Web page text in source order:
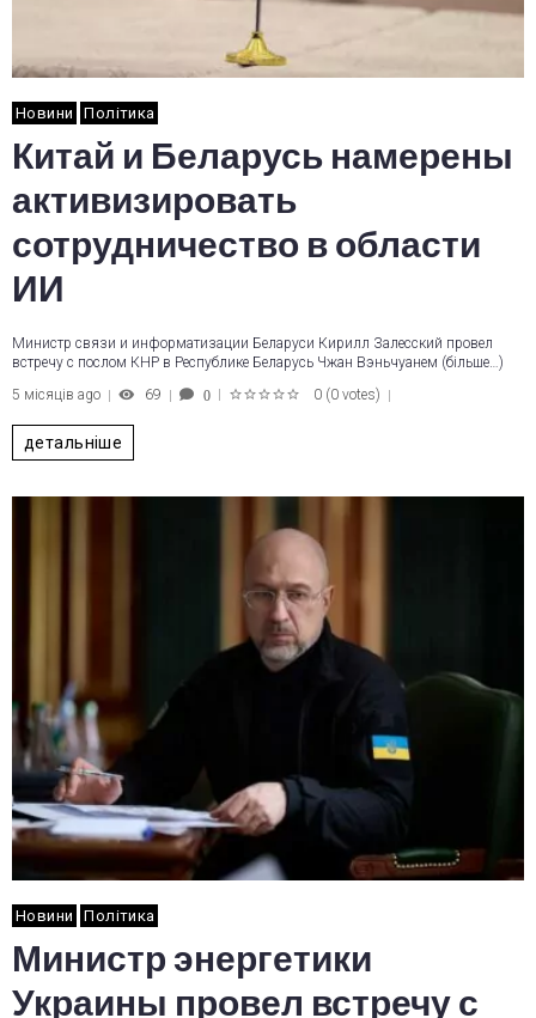
Новини Політика
Китай и Беларусь намерены
активизировать
сотрудничество в области
ИИ
Министр связи и информатизации Беларуси Кирилл Залесский провел
встречу с послом КНР в Республике Беларусь Чжан Вэньчуанем (більше…)
5 місяців ago
69 0 0 (0 votes)
детальніше
Новини Політика
Министр энергетики
Украины провел встречу с